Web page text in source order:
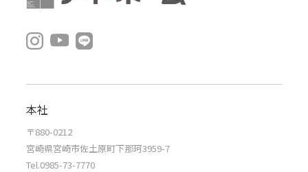
本社
〒880-0212
宮崎県宮崎市佐土原町下那珂3959-7
Tel.0985-73-7770